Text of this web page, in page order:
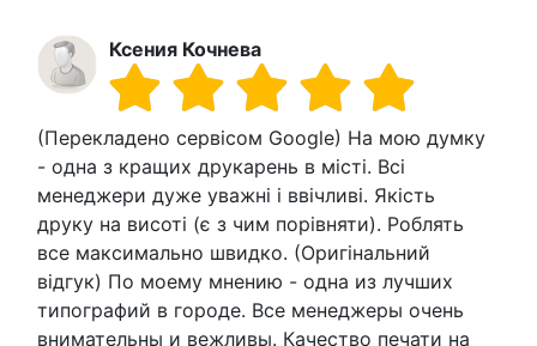
Ксения Кочнева
(Перекладено сервісом Google) На мою думку
- одна з кращих друкарень в місті. Всі
менеджери дуже уважні і ввічливі. Якість
друку на висоті (є з чим порівняти). Роблять
все максимально швидко. (Оригінальний
відгук) По моему мнению - одна из лучших
типографий в городе. Все менеджеры очень
внимательны и вежливы. Качество печати на